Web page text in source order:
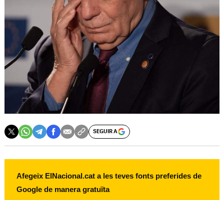
SEGUIR A
Afegeix ElNacional.cat a les teves fonts preferides de
Google de manera gratuïta